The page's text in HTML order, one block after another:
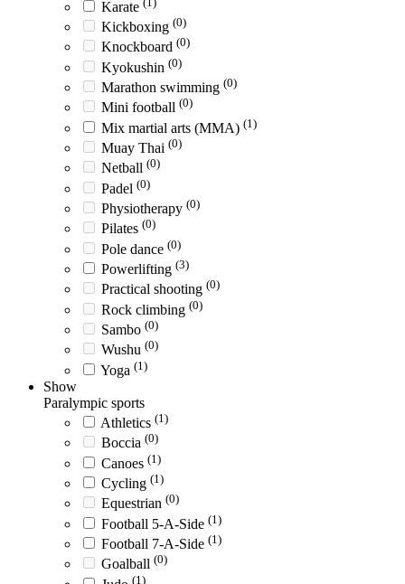
Karate
Kickboxing (0)
Knockboard (0)
Kyokushin (0)
Marathon swimming (0)
Mini football (0)
Mix martial arts (MMA) (1)
Muay Thai (0)
Netball (0)
Padel (0)
Physiotherapy (0)
Pilates (0)
Pole dance (0)
Powerlifting (3)
Practical shooting (0)
Rock climbing (0)
Sambo (0)
Wushu (0)
Yoga (1)
Show
Paralympic sports
Athletics (1)
Boccia (0)
Canoes (1)
Cycling (1)
Equestrian (0)
Football 5-A-Side (1)
Football 7-A-Side (1)
Goalball (0)
(1)